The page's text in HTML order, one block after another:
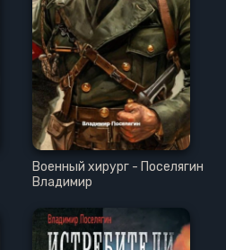
Военный хирург - Поселягин
Владимир